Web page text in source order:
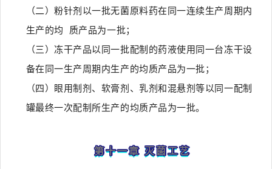
（二）粉针剂以一批无菌原料药在同一连续生产周期内
生产的均 质产品为一批；
（三）冻干产品以同一批配制的药液使用同一台冻干设
备在同一生产周期内生产的均质产品为一批；
（四）眼用制剂、软膏剂、乳剂和混悬剂等以同一配制
罐最终一次配制所生产的均质产品为一批。
第十一章 灭菌工艺